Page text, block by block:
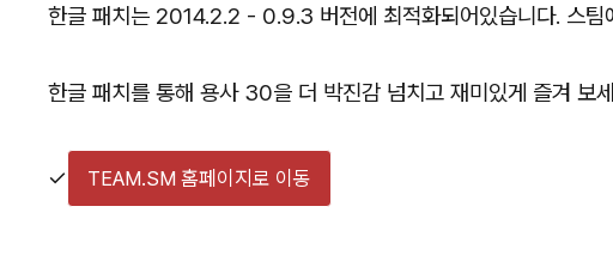
한글 패치는 2014.2.2 - 0.9.3 버전에 최적화되어있습니다. 스팀
한글 패치를 통해 용사 30을 더 박진감 넘치고 재미있게 즐겨 보
✓ TEAM.SM 홈페이지로 이동